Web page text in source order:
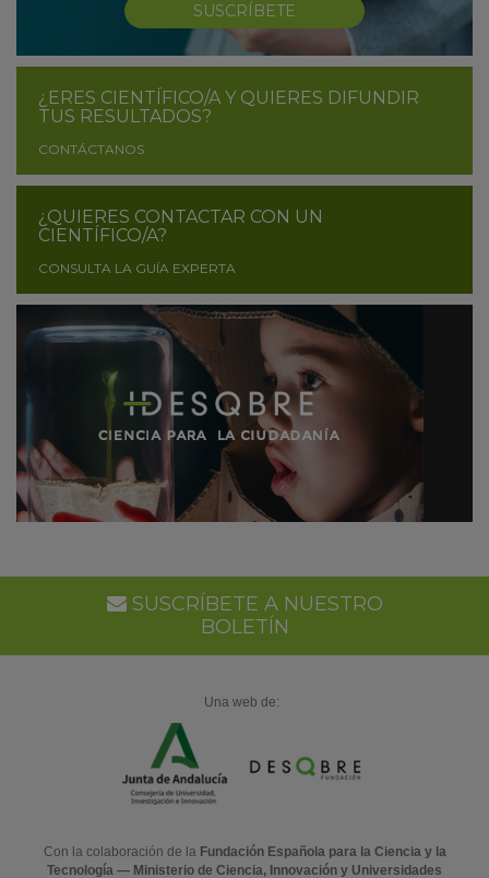
SUSCRÍBETE
¿ERES CIENTÍFICO/A Y QUIERES DIFUNDIR
TUS RESULTADOS?
CONTÁCTANOS
¿QUIERES CONTACTAR CON UN
CIENTÍFICO/A?
CONSULTA LA GUÍA EXPERTA
SUSCRÍBETE A NUESTRO
BOLETÍN
Una web de:
Con la colaboración de la Fundación Española para la Ciencia y la
Tecnología — Ministerio de Ciencia, Innovación y Universidades